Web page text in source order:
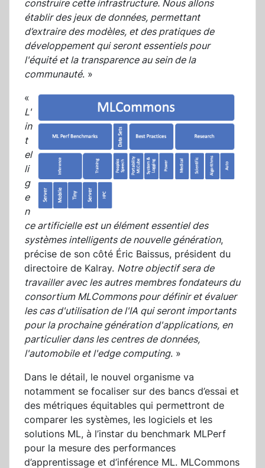
construire cette infrastructure. Nous allons
établir des jeux de données, permettant
d’extraire des modèles, et des pratiques de
développement qui seront essentiels pour
l'équité et la transparence au sein de la
communauté. »
«
L'
in
t
el
li
g
e
n
ce artificielle est un élément essentiel des
systèmes intelligents de nouvelle génération,
précise de son côté Éric Baissus, président du
directoire de Kalray. Notre objectif sera de
travailler avec les autres membres fondateurs du
consortium MLCommons pour définir et évaluer
les cas d'utilisation de l'IA qui seront importants
pour la prochaine génération d'applications, en
particulier dans les centres de données,
l'automobile et l'edge computing. »
Dans le détail, le nouvel organisme va
notamment se focaliser sur des bancs d’essai et
des métriques équitables qui permettront de
comparer les systèmes, les logiciels et les
solutions ML, à l’instar du benchmark MLPerf
pour la mesure des performances
d’apprentissage et d’inférence ML. MLCommons